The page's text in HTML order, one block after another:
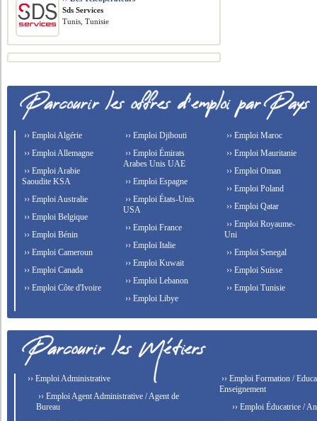
Sds Services
Tunis, Tunisie
›› Emploi Algérie
›› Emploi Allemagne
›› Emploi Arabie
Saoudite KSA
›› Emploi Australie
›› Emploi Belgique
›› Emploi Bénin
›› Emploi Cameroun
›› Emploi Canada
›› Emploi Côte d'Ivoire
›› Emploi Djibouti
›› Emploi Émirats
Arabes Unis UAE
›› Emploi Espagne
›› Emploi États-Unis
USA
›› Emploi France
›› Emploi Italie
›› Emploi Kuwait
›› Emploi Lebanon
›› Emploi Libye
›› Emploi Maroc
›› Emploi Mauritanie
›› Emploi Oman
›› Emploi Poland
›› Emploi Qatar
›› Emploi Royaume-
Uni
›› Emploi Senegal
›› Emploi Suisse
›› Emploi Tunisie
›› Emploi Administrative
›› Emploi Agent Administrative / Agent de
Bureau
›› Emploi Formation /
Enseignement
›› Emploi Éducatrice /